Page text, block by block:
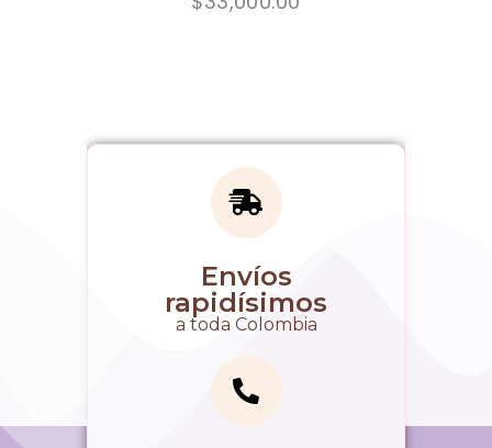
Envíos
rapidísimos
a toda Colombia